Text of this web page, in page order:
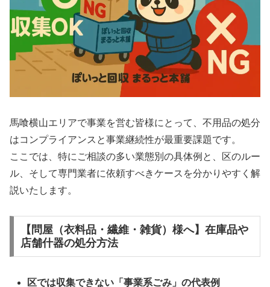
馬喰横山エリアで事業を営む皆様にとって、不用品の処分
はコンプライアンスと事業継続性が最重要課題です。
ここでは、特にご相談の多い業態別の具体例と、区のルー
ル、そして専門業者に依頼すべきケースを分かりやすく解
説いたします。
【問屋（衣料品・繊維・雑貨）様へ】在庫品や
店舗什器の処分方法
区では収集できない「事業系ごみ」の代表例